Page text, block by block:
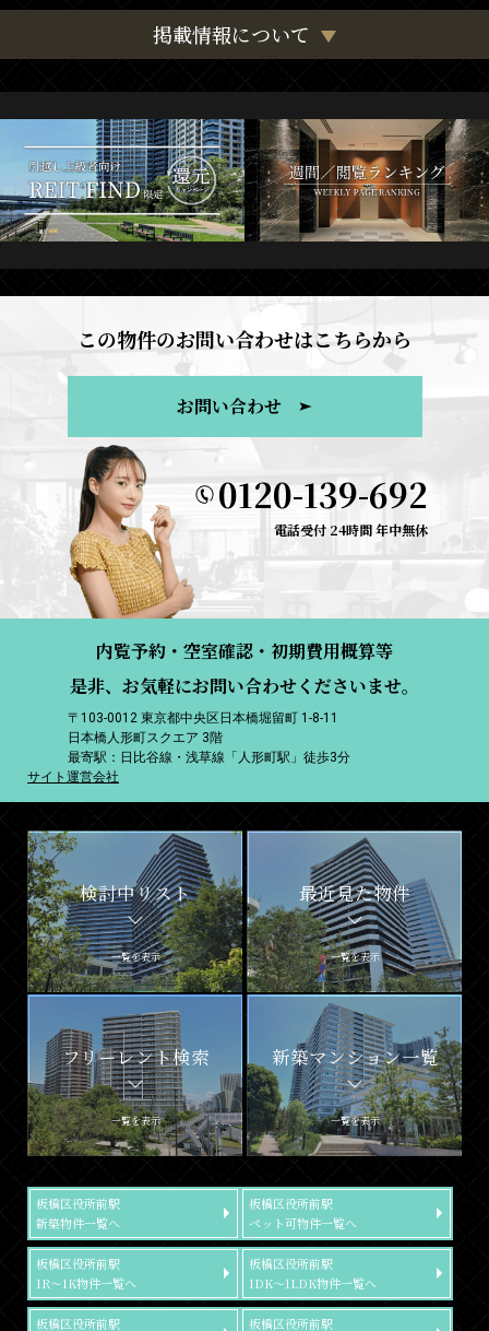
掲載情報について
この物件のお問い合わせはこちらから
お問い合わせ
0120-139-692
電話受付 24時間 年中無休
内覧予約・空室確認・初期費用概算等
是非、お気軽にお問い合わせくださいませ。
〒103-0012 東京都中央区日本橋堀留町 1-8-11
日本橋人形町スクエア 3階
最寄駅：日比谷線・浅草線「人形町駅」徒歩3分
サイト運営会社
検討中リスト
一覧を表示
最近見た物件
一覧を表示
フリーレント検索
一覧を表示
新築マンション一覧
一覧を表示
板橋区役所前駅
新築物件一覧へ
板橋区役所前駅
ペット可物件一覧へ
板橋区役所前駅
1R～1K物件一覧へ
板橋区役所前駅
1DK～1LDK物件一覧へ
板橋区役所前駅 板橋区役所前駅